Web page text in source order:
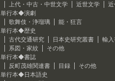
上代・中古・中世文学
近世文学
単行本◆演劇
歌舞伎・浄瑠璃
能・狂言
単行本◆歴史
古代交通研究
日本史研究叢書
輸
系図・家紋
その他
単行本◆書誌
反町茂雄関連書
目録
その他
単行本◆日本語史